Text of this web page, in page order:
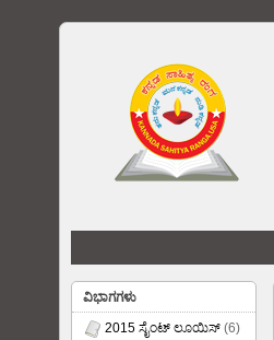
ವಿಭಾಗಗಳು
2015 ಸೈಂಟ್ ಲೂಯಿಸ್ (6)